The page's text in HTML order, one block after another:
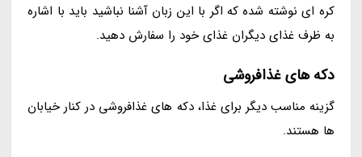
کره ای نوشته شده که اگر با این زبان آشنا نباشید باید با اشاره
به ظرف غذای دیگران غذای خود را سفارش دهید.
دکه های غذافروشی
گزینه مناسب دیگر برای غذا، دکه های غذافروشی در کنار خیابان
ها هستند.